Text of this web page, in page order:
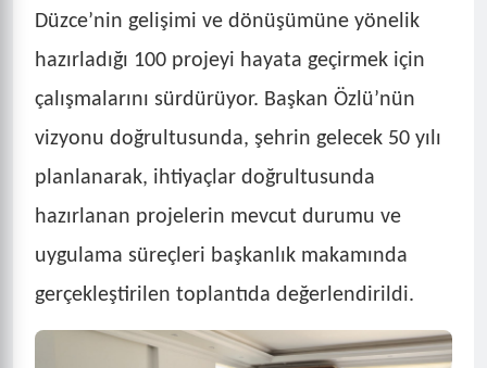
Düzce’nin gelişimi ve dönüşümüne yönelik
hazırladığı 100 projeyi hayata geçirmek için
çalışmalarını sürdürüyor. Başkan Özlü’nün
vizyonu doğrultusunda, şehrin gelecek 50 yılı
planlanarak, ihtiyaçlar doğrultusunda
hazırlanan projelerin mevcut durumu ve
uygulama süreçleri başkanlık makamında
gerçekleştirilen toplantıda değerlendirildi.